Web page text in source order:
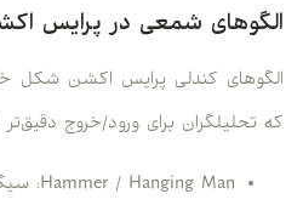
الگوهای شمعی در پرایس
الگوهای کندلی پرایس اکشن شکل
که تحلیلگران برای ورود/خروج
Hammer / Hanging Man: سیگنال بازگشت کوتاه‌مدت